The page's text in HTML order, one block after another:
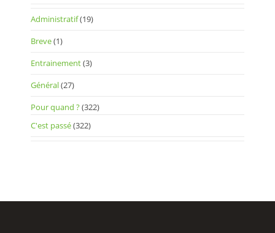
Administratif(19)
Breve(1)
Entrainement(3)
Général(27)
Pour quand ?(322)
C'est passé(322)